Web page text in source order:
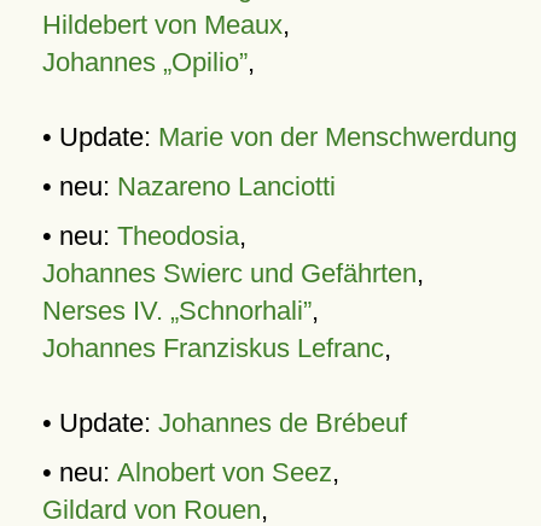
Hildebert von Meaux,
Johannes „Opilio”,
• Update: Marie von der Menschwerdung
• neu: Nazareno Lanciotti
• neu: Theodosia,
Johannes Swierc und Gefährten,
Nerses IV. „Schnorhali”,
Johannes Franziskus Lefranc,
• Update: Johannes de Brébeuf
• neu: Alnobert von Seez,
Gildard von Rouen,